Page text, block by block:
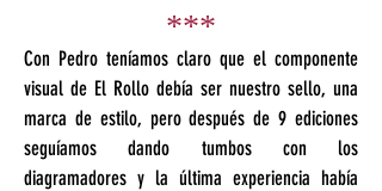
***
Con Pedro teníamos claro que el componente
visual de El Rollo debía ser nuestro sello, una
marca de estilo, pero después de 9 ediciones
seguíamos dando tumbos con los
diagramadores y la última experiencia había